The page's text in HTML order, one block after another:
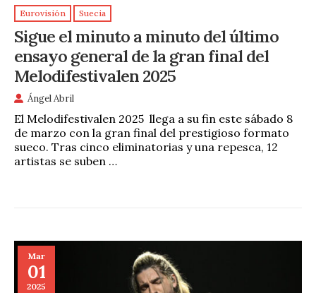
Eurovisión Suecia
Sigue el minuto a minuto del último
ensayo general de la gran final del
Melodifestivalen 2025
Ángel Abril
El Melodifestivalen 2025 llega a su fin este sábado 8
de marzo con la gran final del prestigioso formato
sueco. Tras cinco eliminatorias y una repesca, 12
artistas se suben …
Mar
01
2025